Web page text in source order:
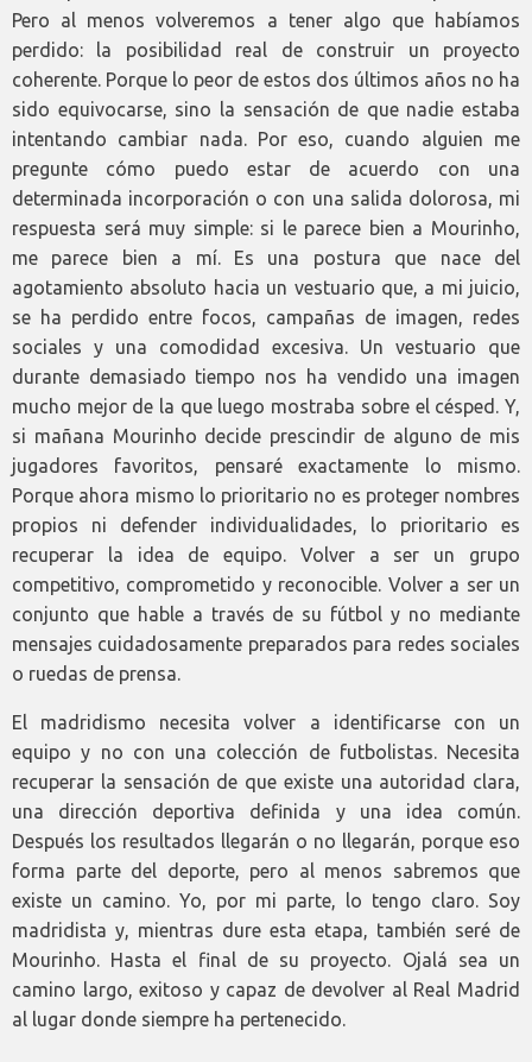
Pero al menos volveremos a tener algo que habíamos
perdido: la posibilidad real de construir un proyecto
coherente. Porque lo peor de estos dos últimos años no ha
sido equivocarse, sino la sensación de que nadie estaba
intentando cambiar nada. Por eso, cuando alguien me
pregunte cómo puedo estar de acuerdo con una
determinada incorporación o con una salida dolorosa, mi
respuesta será muy simple: si le parece bien a Mourinho,
me parece bien a mí. Es una postura que nace del
agotamiento absoluto hacia un vestuario que, a mi juicio,
se ha perdido entre focos, campañas de imagen, redes
sociales y una comodidad excesiva. Un vestuario que
durante demasiado tiempo nos ha vendido una imagen
mucho mejor de la que luego mostraba sobre el césped. Y,
si mañana Mourinho decide prescindir de alguno de mis
jugadores favoritos, pensaré exactamente lo mismo.
Porque ahora mismo lo prioritario no es proteger nombres
propios ni defender individualidades, lo prioritario es
recuperar la idea de equipo. Volver a ser un grupo
competitivo, comprometido y reconocible. Volver a ser un
conjunto que hable a través de su fútbol y no mediante
mensajes cuidadosamente preparados para redes sociales
o ruedas de prensa.
El madridismo necesita volver a identificarse con un
equipo y no con una colección de futbolistas. Necesita
recuperar la sensación de que existe una autoridad clara,
una dirección deportiva definida y una idea común.
Después los resultados llegarán o no llegarán, porque eso
forma parte del deporte, pero al menos sabremos que
existe un camino. Yo, por mi parte, lo tengo claro. Soy
madridista y, mientras dure esta etapa, también seré de
Mourinho. Hasta el final de su proyecto. Ojalá sea un
camino largo, exitoso y capaz de devolver al Real Madrid
al lugar donde siempre ha pertenecido.